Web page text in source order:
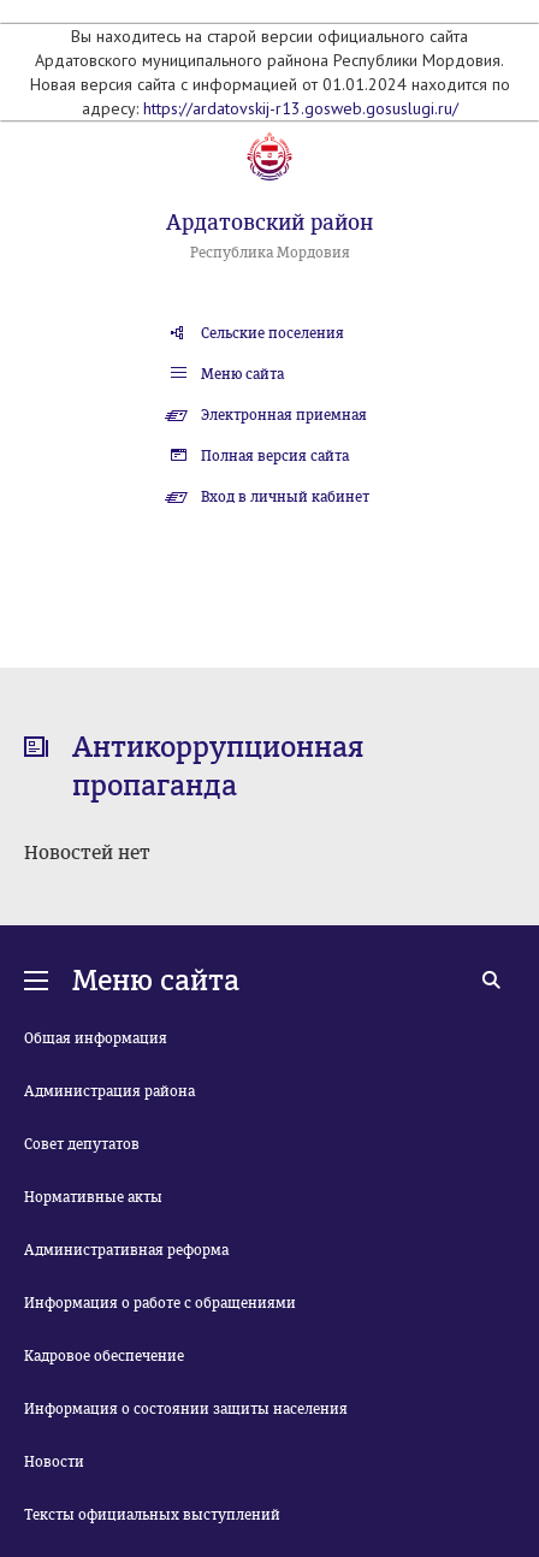
Вы находитесь на старой версии официального сайта
Ардатовского муниципального райнона Республики Мордовия.
Новая версия сайта с информацией от 01.01.2024 находится по
адресу: https://ardatovskij-r13.gosweb.gosuslugi.ru/
Ардатовский район
Республика Мордовия
Сельские поселения
Меню сайта
Электронная приемная
Полная версия сайта
Вход в личный кабинет
Антикоррупционная
пропаганда
Новостей нет
Меню сайта
Общая информация
Администрация района
Совет депутатов
Нормативные акты
Административная реформа
Информация о работе с обращениями
Кадровое обеспечение
Информация о состоянии защиты населения
Новости
Тексты официальных выступлений